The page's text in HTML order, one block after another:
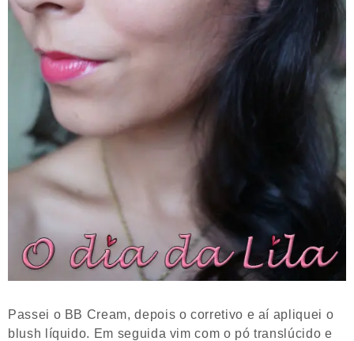
Passei o BB Cream, depois o corretivo e aí apliquei o
blush líquido. Em seguida vim com o pó translúcido e